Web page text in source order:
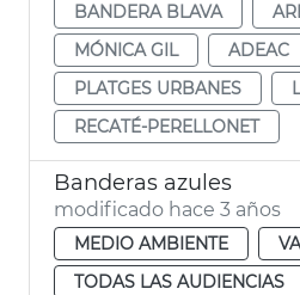
BANDERA BLAVA
MÓNICA GIL
ADEAC
PLATGES URBANES
RECATÉ-PERELLONET
Banderas azules
modificado hace 3 años
MEDIO AMBIENTE
TODAS LAS AUDIENCIAS